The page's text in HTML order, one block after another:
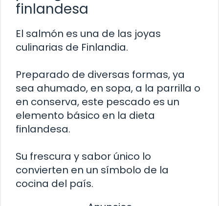
finlandesa
El salmón es una de las joyas
culinarias de Finlandia.
Preparado de diversas formas, ya
sea ahumado, en sopa, a la parrilla o
en conserva, este pescado es un
elemento básico en la dieta
finlandesa.
Su frescura y sabor único lo
convierten en un símbolo de la
cocina del país.